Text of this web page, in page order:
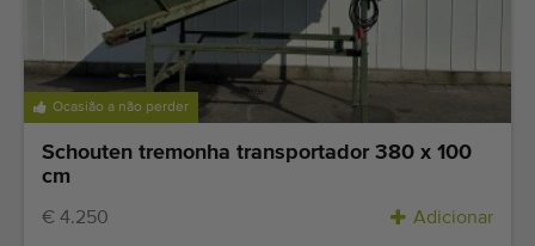
Ocasião a não perder
Schouten tremonha transportador 380 x 100
cm
€ 4.250 Adicionar